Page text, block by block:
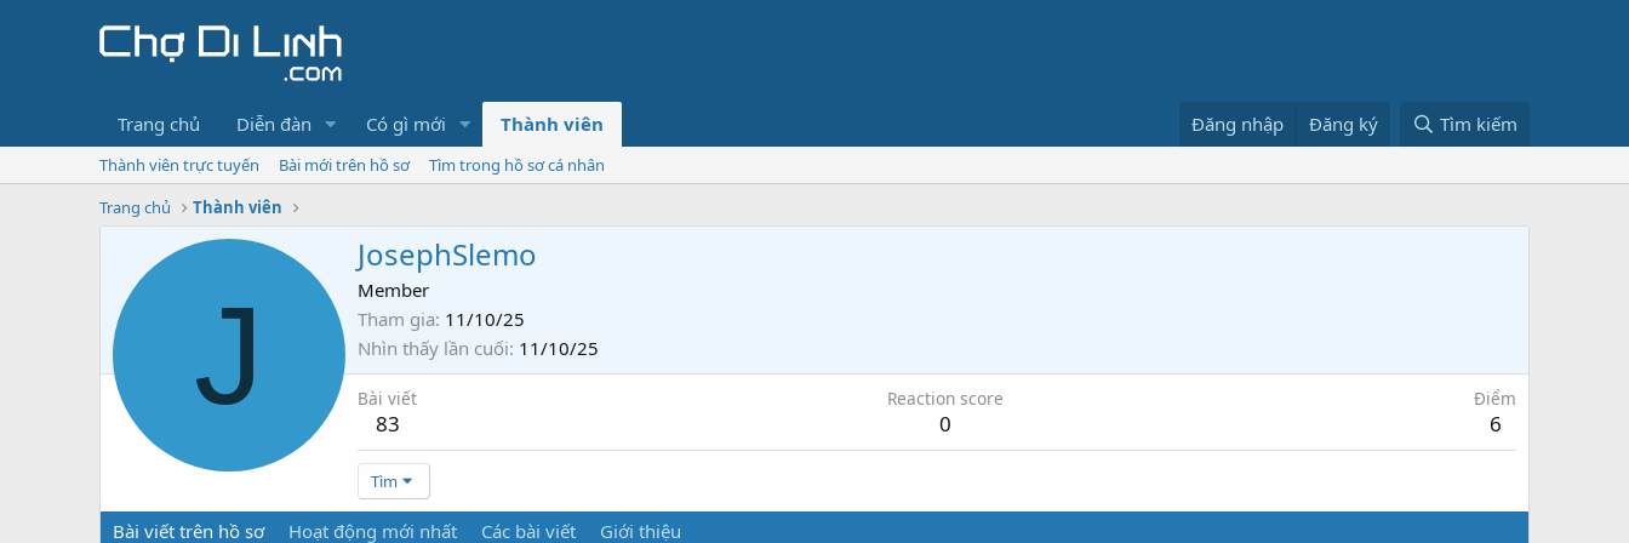
Trang chủ Diễn đàn Có gì mới Thành viên Đăng nhập Đăng ký Tìm kiếm
Thành viên trực tuyến Bài mới trên hồ sơ
Tìm trong hồ sơ cá nhân
Trang chủ
Thành viên
J
JosephSlemo
Member
Tham gia 11/10/25
Nhìn thấy lần cuối 11/10/25
Bài viết
83
Reaction score
0
Điểm
6
Tìm
Bài viết trên hồ sơ Hoạt động mới nhất Các bài viết Giới thiệu